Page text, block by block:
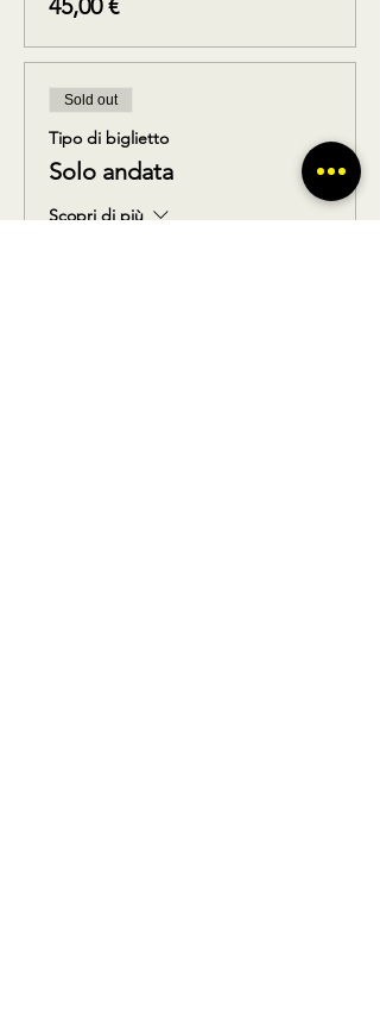
45,00 €
Sold out
Tipo di biglietto
Solo andata
Scopri di più